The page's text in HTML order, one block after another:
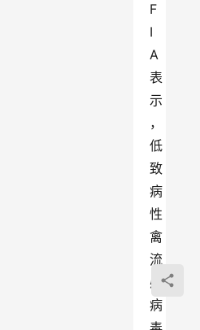
F
I
A
表
示
，
低
致
病
性
禽
流
感
病